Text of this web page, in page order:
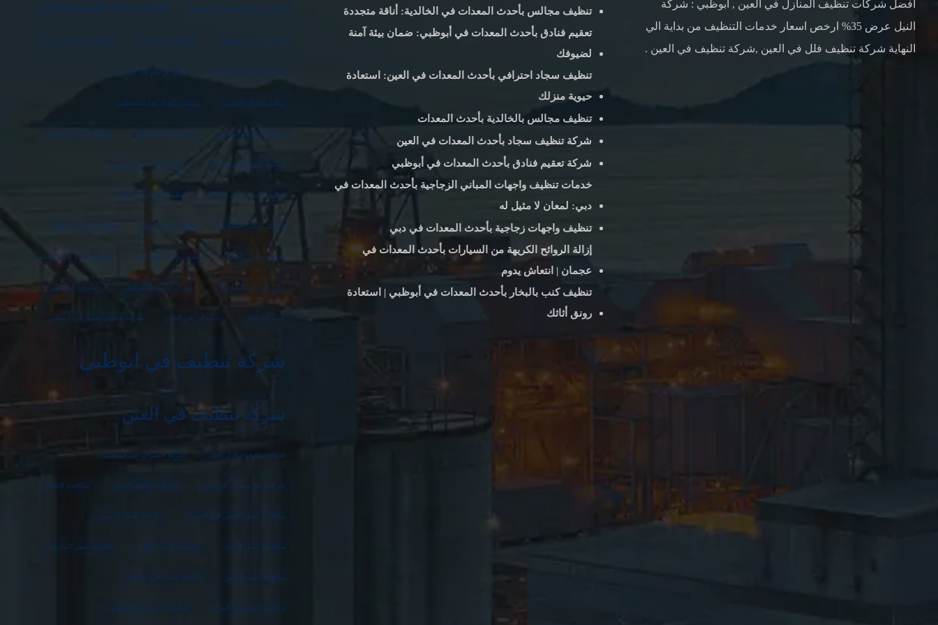
افضل شركات تنظيف المنازل في العين , ابوظبي : شركة
النيل عرض 35% ارخص اسعار خدمات التنظيف من بداية الي
النهاية شركة تنظيف فلل في العين ,شركة تنظيف في العين .
تنظيف مجالس بأحدث المعدات في الخالدية: أناقة متجددة
تعقيم فنادق بأحدث المعدات في أبوظبي: ضمان بيئة آمنة
لضيوفك
تنظيف سجاد احترافي بأحدث المعدات في العين: استعادة
حيوية منزلك
تنظيف مجالس بالخالدية بأحدث المعدات
شركة تنظيف سجاد بأحدث المعدات في العين
شركة تعقيم فنادق بأحدث المعدات في أبوظبي
خدمات تنظيف واجهات المباني الزجاجية بأحدث المعدات في
دبي: لمعان لا مثيل له
تنظيف واجهات زجاجية بأحدث المعدات في دبي
إزالة الروائح الكريهة من السيارات بأحدث المعدات في
عجمان | انتعاش يدوم
تنظيف كنب بالبخار بأحدث المعدات في أبوظبي | استعادة
رونق أثاثك
أفضل شركة تنظيف في ابوظبي افضل شركة تنظيف في العين
الحشرات في ابوظبي تلميع الرخام الاسود تلميع الرخام بالكريستال
تلميع الرخام بعد التركيب تلميع الرخام في المنزل
تنظيف الفلل الجديدة تنظيف الفلل بعد التشطيب
تنظيف الفلل والقصور تنظيف الكنب الفاتح تنظيف الكنب القماش
تنظيف الكنب المتسخ جدا تنظيف الكنب من البقع
تنظيف المباني من الخارج تنظيف المباني والمنازل
تنظيف ستائر البلكونة تنظيف ستائر الرول تنظيف ستائر المطبخ
تنظيف ستائر بالبخار تنظيف سجاد المساجد تنظيف سجاد على الناشف
جلي الرخام بالصاروخ جلي الرخام بعد التركيب حشرات ابوظبي
حشرات العين حشرات في العين شركة تنظيف شقق في ابوظبي
شركة تنظيف في ابوظبي
شركة تنظيف في العين
شركة تنظيف منازل العين شركة حشرات في ابوظبي
شركة رش مبيدات في العين شركة مكافحة الحمام مكافحة الحمام
مكافحة النمل الأبيض في الأشجار مكافحة النمل الابيض
مكافحة النمل الاسود مكافحة النمل الطائر مكافحة النمل الفارسي
مكافحة النمل الكبير مكافحة النمل في المطبخ
مكافحة النمل في المنزل مكافحة النمل في النباتات